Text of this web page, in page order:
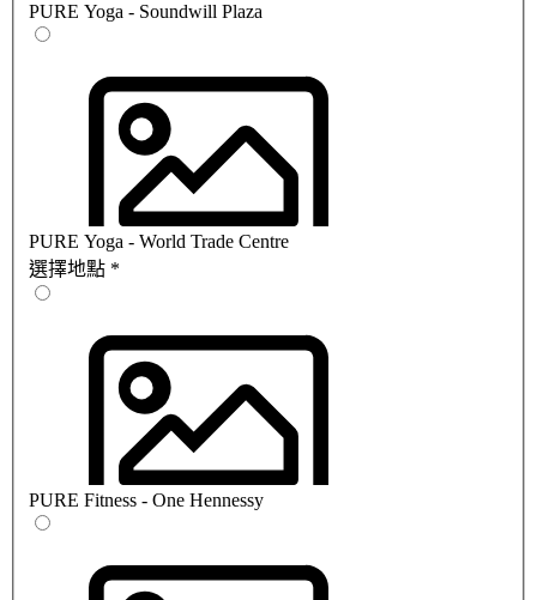
PURE Yoga - Soundwill Plaza
PURE Yoga - World Trade Centre
選擇地點 *
PURE Fitness - One Hennessy